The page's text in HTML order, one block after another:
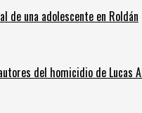
de una adolescente en Roldán
del homicidio de Lucas